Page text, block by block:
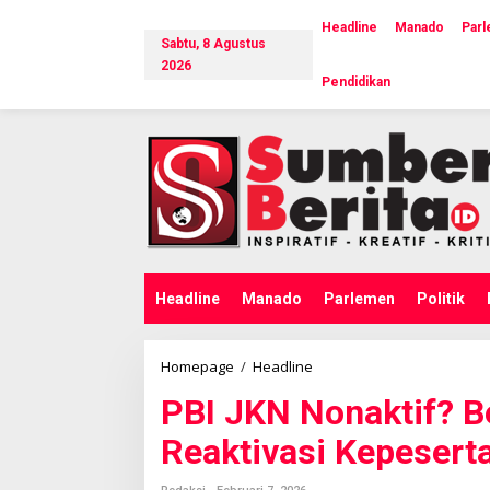
i
Sabtu, 8 Agustus
2026
Headline Manado
Pendidikan
Headline Manado Parlemen Politik
Homepage / Headline
I
J
K
N
PBI JKN Nonaktif?
Reaktivasi